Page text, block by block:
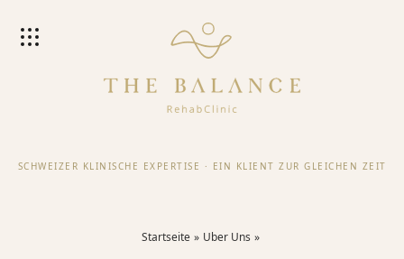
SCHWEIZER KLINISCHE EXPERTISE · EIN KLIENT ZUR GLEICHEN ZEIT
Startseite Uber Uns